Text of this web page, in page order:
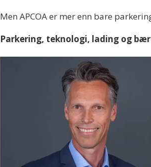
Men APCOA er mer enn bare
Parkering, teknologi, lading og